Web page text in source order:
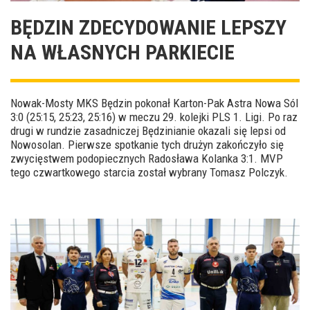
BĘDZIN ZDECYDOWANIE LEPSZY
NA WŁASNYCH PARKIECIE
Nowak-Mosty MKS Będzin pokonał Karton-Pak Astra Nowa Sól
3:0 (25:15, 25:23, 25:16) w meczu 29. kolejki PLS 1. Ligi. Po raz
drugi w rundzie zasadniczej Będzinianie okazali się lepsi od
Nowosolan. Pierwsze spotkanie tych drużyn zakończyło się
zwycięstwem podopiecznych Radosława Kolanka 3:1. MVP
tego czwartkowego starcia został wybrany Tomasz Polczyk.